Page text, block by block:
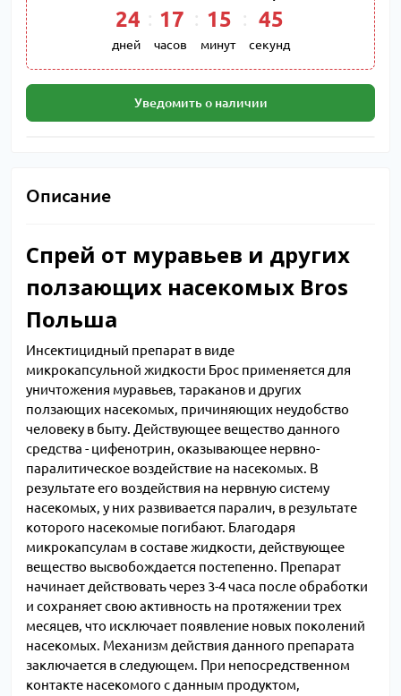
24
дней
17
часов
15
минут
44
секунд
Уведомить о наличии
Описание
Спрей от муравьев и других
ползающих насекомых Bros
Польша
Инсектицидный препарат в виде
микрокапсульной жидкости Брос применяется для
уничтожения муравьев, тараканов и других
ползающих насекомых, причиняющих неудобство
человеку в быту. Действующее вещество данного
средства - цифенотрин, оказывающее нервно-
паралитическое воздействие на насекомых. В
результате его воздействия на нервную систему
насекомых, у них развивается паралич, в результате
которого насекомые погибают. Благодаря
микрокапсулам в составе жидкости, действующее
вещество высвобождается постепенно. Препарат
начинает действовать через 3-4 часа после обработки
и сохраняет свою активность на протяжении трех
месяцев, что исключает появление новых поколений
насекомых. Механизм действия данного препарата
заключается в следующем. При непосредственном
контакте насекомого с данным продуктом,